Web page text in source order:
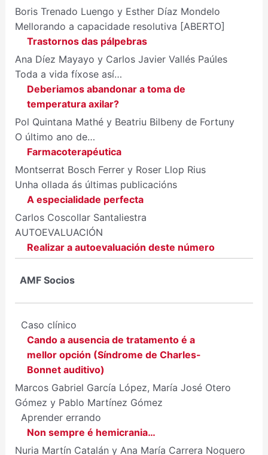
Boris Trenado Luengo y Esther Díaz Mondelo
Mellorando a capacidade resolutiva [ABERTO]
Trastornos das pálpebras
Ana Díez Mayayo y Carlos Javier Vallés Paúles
Toda a vida fíxose así…
Deberiamos abandonar a toma de
temperatura axilar?
Pol Quintana Mathé y Beatriu Bilbeny de Fortuny
O último ano de…
Farmacoterapéutica
Montserrat Bosch Ferrer y Roser Llop Rius
Unha ollada ás últimas publicacións
A especialidade perfecta
Carlos Coscollar Santaliestra
AUTOEVALUACIÓN
Realizar a autoevaluación deste número
AMF Socios
Caso clínico
Cando a ausencia de tratamento é a
mellor opción (Síndrome de Charles-
Bonnet auditivo)
Marcos Gabriel García López, María José Otero
Gómez y Pablo Martínez Gómez
Aprender errando
Non sempre é hemicrania…
Nuria Martín Catalán y Ana María Carrera Noguero